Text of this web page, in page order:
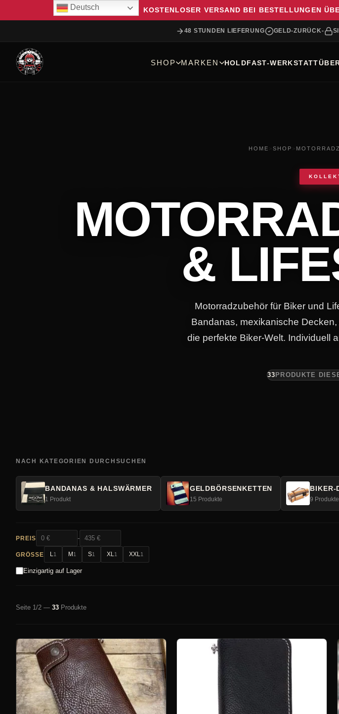
KOSTENLOSER VERSAND BEI BESTELLUNGEN
48 STUNDEN LIEFERUNG GELD-ZURÜCK-
SHOP MARKEN HOLDFAST-WERKSTATT
HOME SHOP
&
Motorradzubehör für Biker und
Bandanas, mexikanische
die perfekte Biker-Welt. Individuell
33 PRODUKTE
NACH KATEGORIEN DURCHSUCHEN
BANDANAS & HALSWÄRMER
1 Produkt
GELDBÖRSENKETTEN
15 Produkte
BIKER-
9 Produkte
PREIS -
GRÖSSE L1 M 1 S1 XL1 XXL1
Einzigartig auf Lager
Seite 1/2 — 33 Produkte
Deutsch